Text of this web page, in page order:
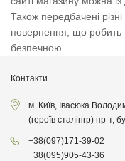
Також передбачені
повернення, що робить
безпечною.
Контакти
м. Київ, Івасюка
(героїв сталінгр) пр-т,
+38(097)171-39-02
+38(095)905-43-36